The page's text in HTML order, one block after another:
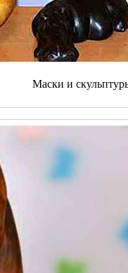
Маски и